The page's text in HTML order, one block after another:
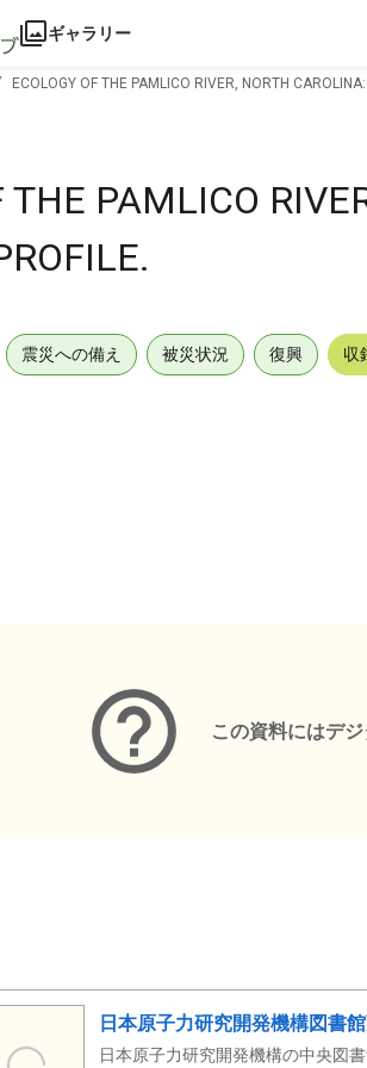
ギャラリー
ECOLOGY OF THE PAMLICO RIVER, NORTH
THE PAMLICO
震災への備え 被災状況 復興 収
この資料にはデ
日本原子力研究開発機構図書
日本原子力研究開発機構の中央図